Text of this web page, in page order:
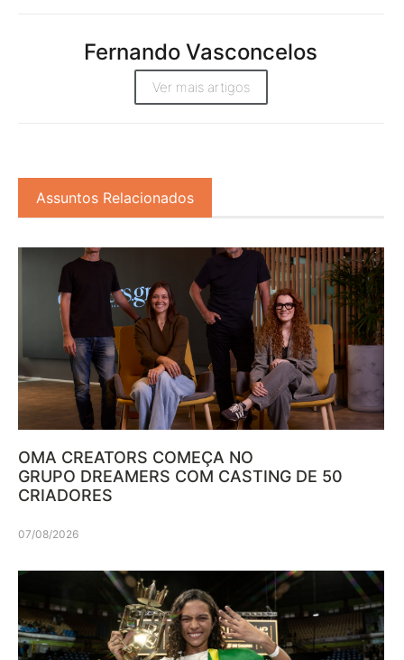
Fernando Vasconcelos
Ver mais artigos
Assuntos Relacionados
OMA CREATORS COMEÇA NO
GRUPO DREAMERS COM CASTING DE 50
CRIADORES
07/08/2026